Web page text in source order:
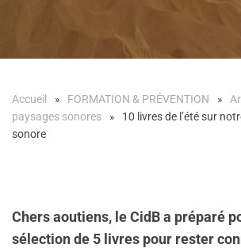
Accueil FORMATION & PRÉVENTION
paysages sonores
10 livres de l’été sur
sonore
Chers aoutiens, le CidB a préparé
sélection de 5 livres pour rester